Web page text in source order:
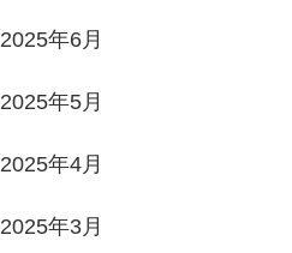
2025年6月
2025年5月
2025年4月
2025年3月